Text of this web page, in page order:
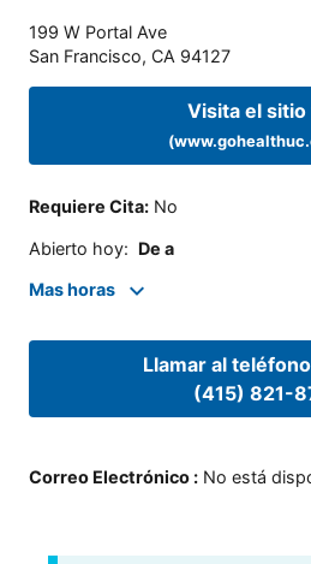
199 W Portal Ave
San Francisco, CA 94127
Visita el sitio
Requiere Cita: No
Abierto hoy: De a
Mas horas
Llamar al
(415) 821-
Correo Electrónico : No está